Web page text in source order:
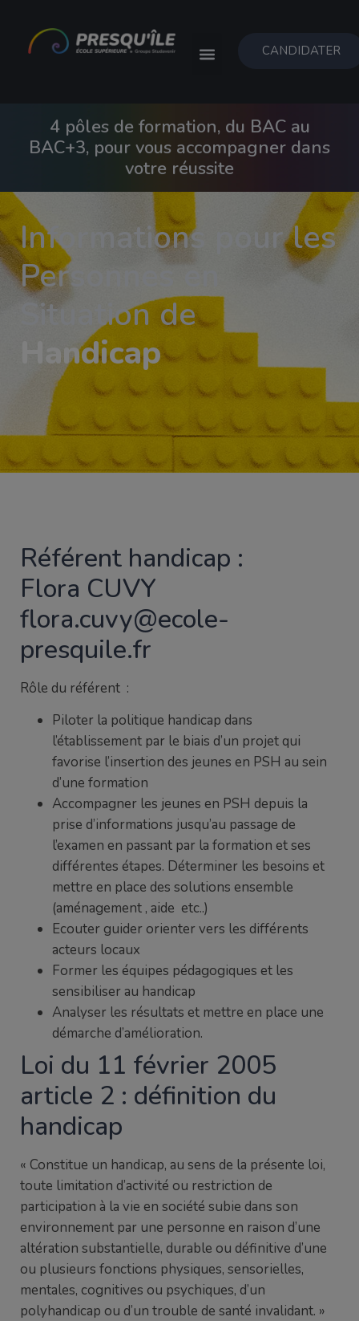
CANDIDATER
4 pôles de formation, du BAC au
BAC+3, pour vous accompagner dans
votre réussite
Informations pour les
Personnes en
Situation de
Handicap​
Référent handicap :
Flora CUVY
flora.cuvy@ecole-
presquile.fr
Rôle du référent :
Piloter la politique handicap dans
l’établissement par le biais d’un projet qui
favorise l’insertion des jeunes en PSH au sein
d’une formation
Accompagner les jeunes en PSH depuis la
prise d’informations jusqu’au passage de
l’examen en passant par la formation et ses
différentes étapes. Déterminer les besoins et
mettre en place des solutions ensemble
(aménagement , aide etc..)
Ecouter guider orienter vers les différents
acteurs locaux
Former les équipes pédagogiques et les
sensibiliser au handicap
Analyser les résultats et mettre en place une
démarche d’amélioration.
Loi du 11 février 2005
article 2 : définition du
handicap
« Constitue un handicap, au sens de la présente loi,
toute limitation d’activité ou restriction de
participation à la vie en société subie dans son
environnement par une personne en raison d’une
altération substantielle, durable ou définitive d’une
ou plusieurs fonctions physiques, sensorielles,
mentales, cognitives ou psychiques, d’un
polyhandicap ou d’un trouble de santé invalidant. »